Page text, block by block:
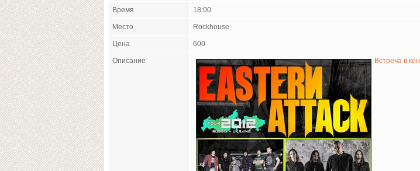
Время 18:00
Место Rockhouse
Цена 600
Описание Встреча в